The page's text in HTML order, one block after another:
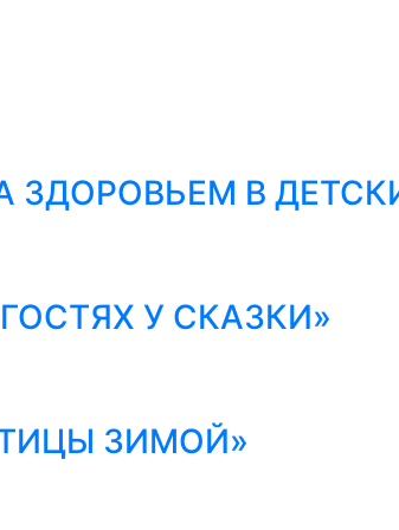
ЗДОРОВЬЕМ В
У СКАЗКИ»
ЗИМОЙ»